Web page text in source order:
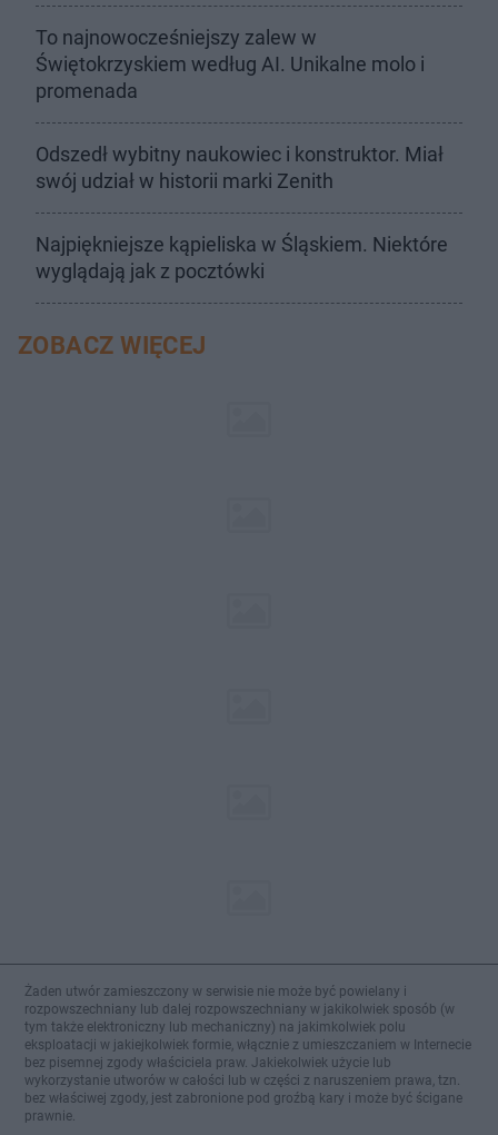
To najnowocześniejszy zalew w
Świętokrzyskiem według AI. Unikalne molo i
promenada
Odszedł wybitny naukowiec i konstruktor. Miał
swój udział w historii marki Zenith
Najpiękniejsze kąpieliska w Śląskiem. Niektóre
wyglądają jak z pocztówki
ZOBACZ WIĘCEJ
Żaden utwór zamieszczony w serwisie nie może być powielany i
rozpowszechniany lub dalej rozpowszechniany w jakikolwiek sposób (w
tym także elektroniczny lub mechaniczny) na jakimkolwiek polu
eksploatacji w jakiejkolwiek formie, włącznie z umieszczaniem w Internecie
bez pisemnej zgody właściciela praw. Jakiekolwiek użycie lub
wykorzystanie utworów w całości lub w części z naruszeniem prawa, tzn.
bez właściwej zgody, jest zabronione pod groźbą kary i może być ścigane
prawnie.